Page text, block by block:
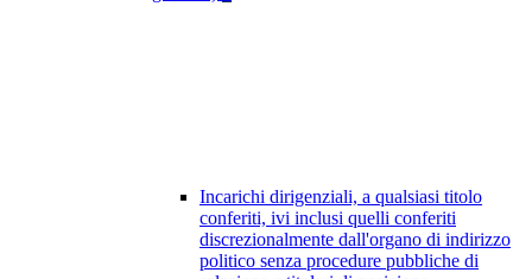
Incarichi dirigenziali, a qualsiasi titolo
conferiti, ivi inclusi quelli conferiti
discrezionalmente dall'organo di indirizzo
politico senza procedure pubbliche di